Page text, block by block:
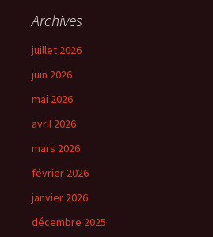
Archives
juillet 2026
juin 2026
mai 2026
avril 2026
mars 2026
février 2026
janvier 2026
décembre 2025